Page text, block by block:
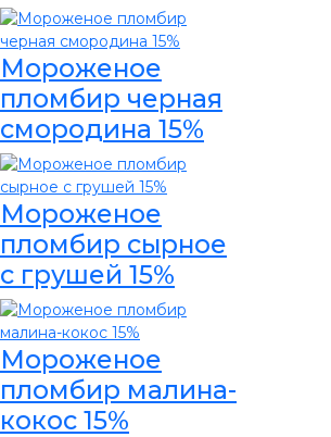
Мороженое
пломбир черная
смородина 15%
Мороженое
пломбир сырное
с грушей 15%
Мороженое
пломбир малина-
кокос 15%